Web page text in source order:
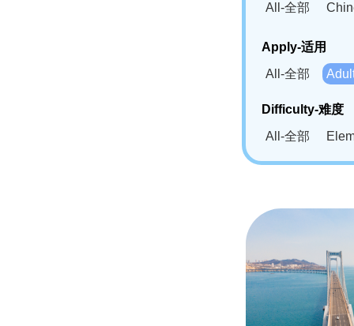
All-全部
Bahasa
Swahili(SW)-
Apply-适用
All-全部
Difficulty-难度
All-全部